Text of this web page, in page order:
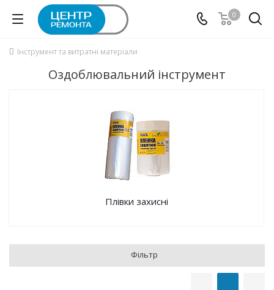
0
Інструмент та витратні матеріали
Оздоблювальний інструмент
Плівки захисні
Фільтр